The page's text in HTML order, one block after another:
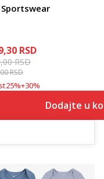
Sportswear
RSD
RSD
RSD
25%+30%
Dodajte u